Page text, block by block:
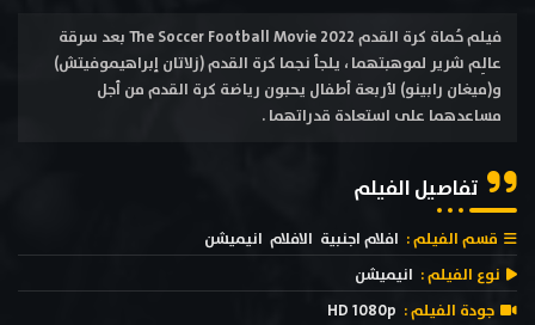
فيلم حُماة كرة القدم The Soccer Football Movie 2022 بعد سرقة
عالِم شرير لموهبتهما ، يلجأ نجما كرة القدم (زلاتان إبراهيموفيتش)
و(ميغان رابينو) لأربعة أطفال يحبون رياضة كرة القدم من أجل
مساعدهما على استعادة قدراتهما .
تفاصيل الفيلم
قسم الفيلم : افلام اجنبية الافلام انيميشن
نوع الفيلم : انيميشن
جودة الفيلم : HD 1080p